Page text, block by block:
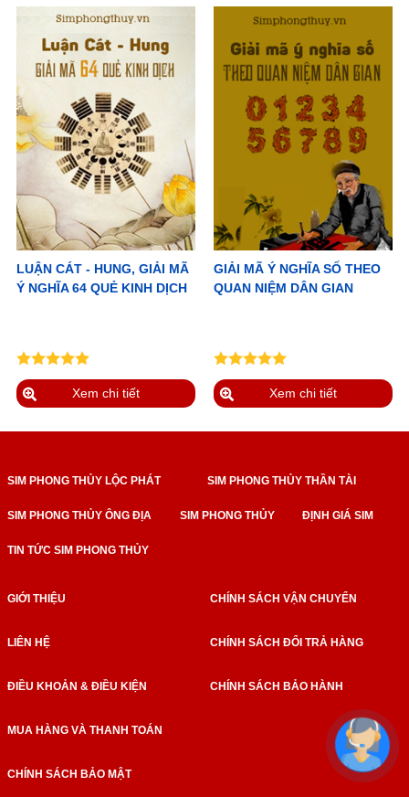
LUẬN CÁT - HUNG, GIẢI MÃ
Ý NGHĨA 64 QUẺ KINH DỊCH
Xem chi tiết
GIẢI MÃ Ý NGHĨA SỐ THEO
QUAN NIỆM DÂN GIAN
Xem chi tiết
SIM PHONG THỦY LỘC PHÁT SIM PHONG THỦY THẦN TÀI
SIM PHONG THỦY ÔNG ĐỊA SIM PHONG THỦY ĐỊNH GIÁ SIM
TIN TỨC SIM PHONG THỦY
GIỚI THIỆU
LIÊN HỆ
ĐIỀU KHOẢN & ĐIỀU KIỆN
MUA HÀNG VÀ THANH TOÁN
CHÍNH SÁCH BẢO MẬT
CHÍNH SÁCH VẬN CHUYỂN
CHÍNH SÁCH ĐỔI TRẢ HÀNG
CHÍNH SÁCH BẢO HÀNH